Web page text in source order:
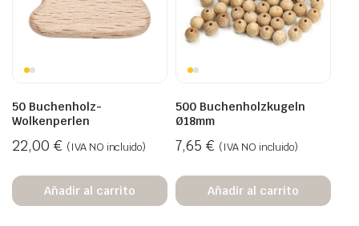
50 Buchenholz-
Wolkenperlen
22,00 € (IVA NO incluido)
Añadir al carrito
500 Buchenholzkugeln
Ø18mm
7,65 € (IVA NO incluido)
Añadir al carrito